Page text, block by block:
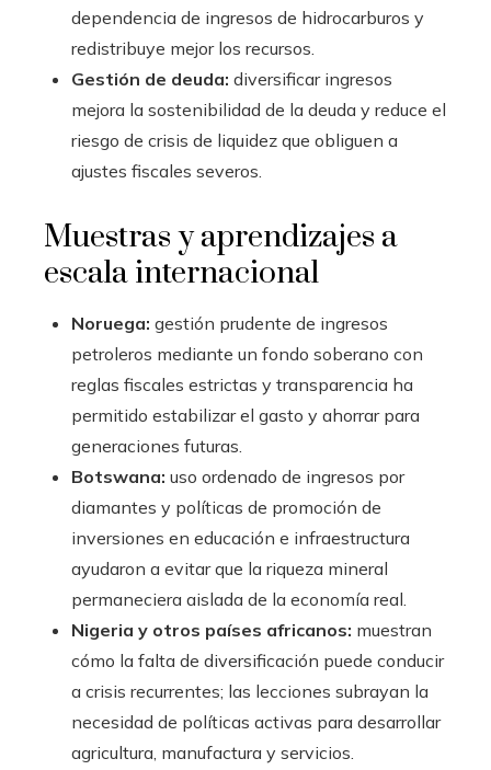
dependencia de ingresos de hidrocarburos y
redistribuye mejor los recursos.
Gestión de deuda: diversificar ingresos
mejora la sostenibilidad de la deuda y reduce el
riesgo de crisis de liquidez que obliguen a
ajustes fiscales severos.
Muestras y aprendizajes a
escala internacional
Noruega: gestión prudente de ingresos
petroleros mediante un fondo soberano con
reglas fiscales estrictas y transparencia ha
permitido estabilizar el gasto y ahorrar para
generaciones futuras.
Botswana: uso ordenado de ingresos por
diamantes y políticas de promoción de
inversiones en educación e infraestructura
ayudaron a evitar que la riqueza mineral
permaneciera aislada de la economía real.
Nigeria y otros países africanos: muestran
cómo la falta de diversificación puede conducir
a crisis recurrentes; las lecciones subrayan la
necesidad de políticas activas para desarrollar
agricultura, manufactura y servicios.